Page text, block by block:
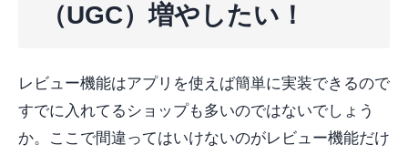
（UGC）増やしたい！
レビュー機能はアプリを使えば簡単に実装できるので
すでに入れてるショップも多いのではないでしょう
か。ここで間違ってはいけないのがレビュー機能だけ